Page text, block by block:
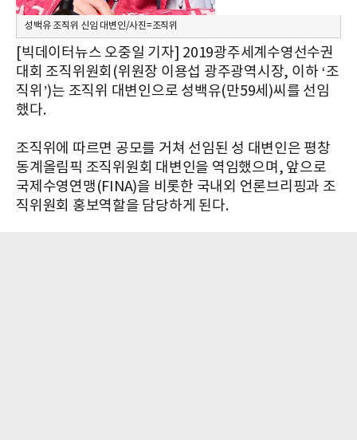
성백유 조직위 신임 대변인/사진=조직위
[빅데이터뉴스 오중일 기자] 2019광주세계수영선수권
대회 조직위원회(위원장 이용섭 광주광역시장, 이하 ‘조
직위’)는 조직위 대변인으로 성백유(만59세)씨를 선임
했다.
조직위에 따르면 공모를 거쳐 선임된 성 대변인은 평창
동계올림픽 조직위원회 대변인을 역임했으며, 앞으로
국제수영연맹(FINA)을 비롯한 국내외 언론브리핑과 조
직위원회 홍보역할을 담당하게 된다.